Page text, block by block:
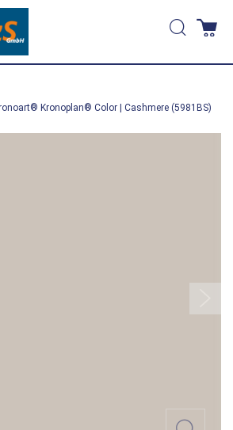
Inhalt
Suche
Kronoplan® Color | Cashmere (5981BS)